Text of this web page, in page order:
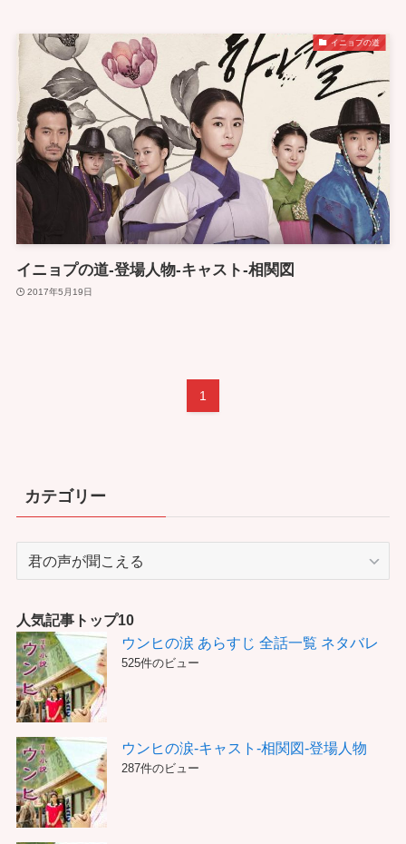
イニョプの道
イニョプの道-登場人物-キャスト-相関図
2017年5月19日
1
カテゴリー
リ
ー
人気記事トップ10
ウンヒの涙 あらすじ 全話一覧 ネタバレ
525件のビュー
ウンヒの涙-キャスト-相関図-登場人物
287件のビュー